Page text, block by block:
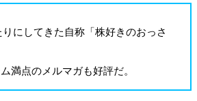
にしてきた自称「株好きのおっさ
満点のメルマガも好評だ。